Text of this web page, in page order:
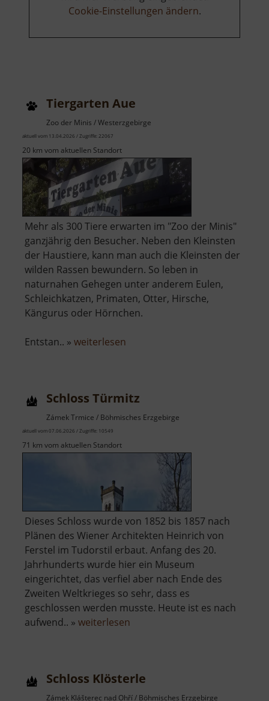
Cookie-Einstellungen ändern.
Tiergarten Aue
Zoo der Minis / Westerzgebirge
aktuell vom 13.04.2026 / Zugriffe: 22067
20 km vom aktuellen Standort
Mehr als 300 Tiere erwarten im "Zoo der Minis"
ganzjährig den Besucher. Neben den Kleinsten
der Haustiere, kann man auch die Kleinsten der
wilden Rassen bewundern. So leben in
naturnahen Gehegen unter anderem Eulen,
Schleichkatzen, Primaten, Otter, Hirsche,
Kängurus oder Hörnchen.
Entstan.. » weiterlesen
Schloss Türmitz
Zámek Trmice / Böhmisches Erzgebirge
aktuell vom 07.06.2026 / Zugriffe: 10549
71 km vom aktuellen Standort
Dieses Schloss wurde von 1852 bis 1857 nach
Plänen des Wiener Architekten Heinrich von
Ferstel im Tudorstil erbaut. Anfang des 20.
Jahrhunderts wurde hier ein Museum
eingerichtet, das verfiel aber nach Ende des
Zweiten Weltkrieges so sehr, dass es
geschlossen werden musste. Heute ist es nach
aufwend.. » weiterlesen
Schloss Klösterle
Zámek Klášterec nad Ohří / Böhmisches Erzgebirge